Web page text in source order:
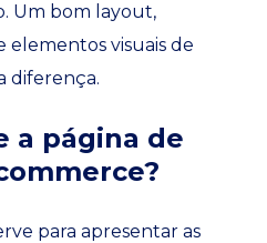
Um bom layout,
visuais de
diferença.
a página de
para apresentar as